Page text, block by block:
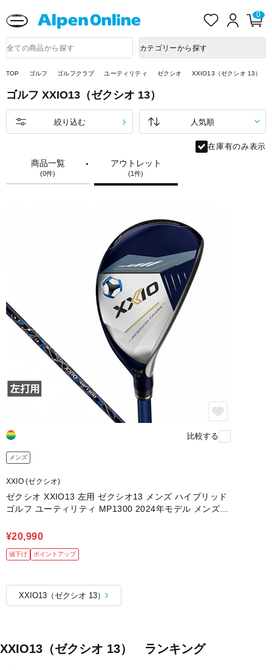
入
ロ
ン
0
品
検
カテゴリーから探す
TOP ゴルフ ゴルフクラブ ユーティリティ ゼクシオ XXIO13（ゼクシオ 13）
ゴルフ XXIO13（ゼクシオ 13）
商品一覧
(0件)
アウトレット
(1件)
絞り込む
在庫有のみ表示
比較する
メンズ
XXIO (ゼクシオ)
ゼクシオ XXIO13 左用 ゼクシオ13 メンズ ハイブリッド
ゴルフ ユーティリティ MP1300 2024年モデル メンズ
¥20,990
値下げ ポイントアップ
XXIO13（ゼクシオ 13）
XXIO13（ゼクシオ 13） ランキング